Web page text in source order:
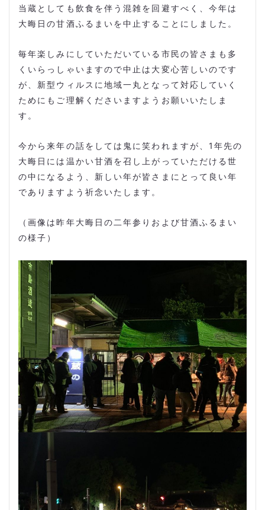
当蔵としても飲食を伴う混雑を回避すべく、今年は
大晦日の甘酒ふるまいを中止することにしました。
毎年楽しみにしていただいている市民の皆さまも多
くいらっしゃいますので中止は大変心苦しいのです
が、新型ウィルスに地域一丸となって対応していく
ためにもご理解くださいますようお願いいたしま
す。
今から来年の話をしては鬼に笑われますが、1年先の
大晦日には温かい甘酒を召し上がっていただける世
の中になるよう、新しい年が皆さまにとって良い年
でありますよう祈念いたします。
（画像は昨年大晦日の二年参りおよび甘酒ふるまい
の様子）